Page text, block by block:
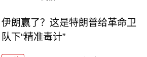
伊朗赢了？这是特朗普给革命卫
队下“精准毒计”